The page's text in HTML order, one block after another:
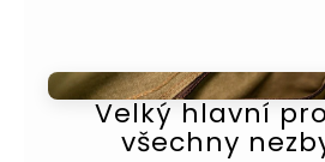
Velký hlavní
všechny